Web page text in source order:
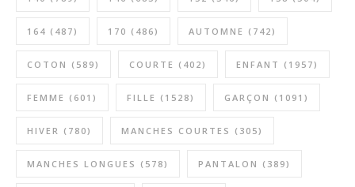
164 (487) 170 (486) AUTOMNE (742)
COTON (589) COURTE (402) ENFANT (1957)
FEMME (601) FILLE (1528) GARÇON (1091)
HIVER (780) MANCHES COURTES (305)
MANCHES LONGUES (578) PANTALON (389)